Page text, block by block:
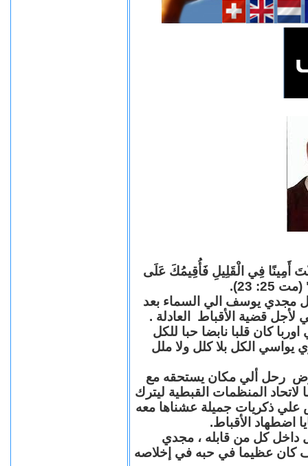
أَمِينًا فِي الْقَلِيلِ فَأُقِيمُكَ عَلَى
23).
مجدي يوسف الي السماء بعد
قضية الأقباط العادلة .
كان قلبا نابضا حبا للكل
يواسي الكل بلا كلل ولا ملل
رحل ألي مكان يستحقه مع
المنظمات القبطية ليترك
علي ذكريات جميلة عشناها معه
اضطهاد الأقباط.
داخل كل من قابله ، مجدي
عظيما في حبه في إخلاصه